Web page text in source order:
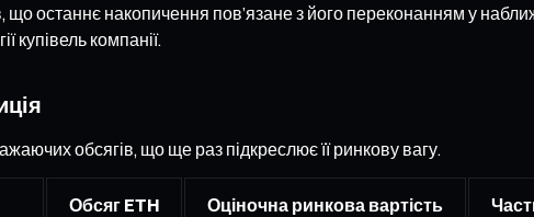
що останнє накопичення пов’язане з його переконанням у
купівель компанії.
обсягів, що ще раз підкреслює її ринкову вагу.
Обсяг ETH Оціночна ринкова вартість